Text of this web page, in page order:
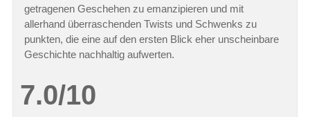
getragenen Geschehen zu emanzipieren und mit
allerhand überraschenden Twists und Schwenks zu
punkten, die eine auf den ersten Blick eher unscheinbare
Geschichte nachhaltig aufwerten.
7.0/10